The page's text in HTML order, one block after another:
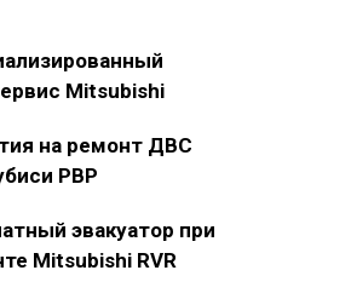
Mitsubishi
на ремонт ДВС
РВР
эвакуатор при
Mitsubishi RVR